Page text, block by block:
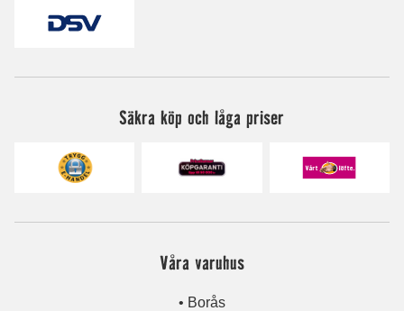
Säkra köp och låga priser
Våra varuhus
• Borås